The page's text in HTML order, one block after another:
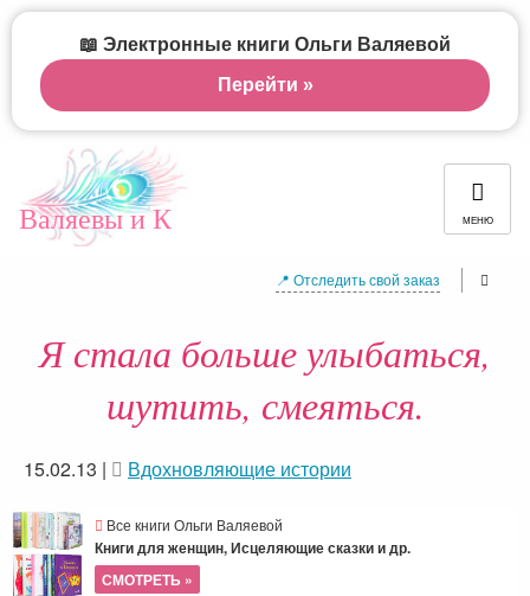
Валяевы и К МЕНЮ
📍 Отследить свой заказ
Я стала больше улыбаться,
шутить, смеяться.
15.02.13 | Вдохновляющие истории
Все книги Ольги Валяевой
Книги для женщин, Исцеляющие сказки и др.
СМОТРЕТЬ »
📖 Электронные книги Ольги Валяевой
Перейти »